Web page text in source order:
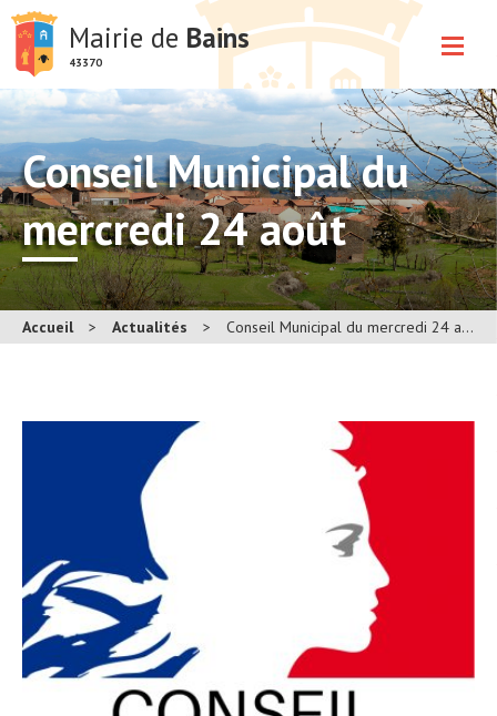
Mairie de Bains
43370
Conseil Municipal du
mercredi 24 août
Accueil > Actualités > Conseil Municipal du mercredi 24 août